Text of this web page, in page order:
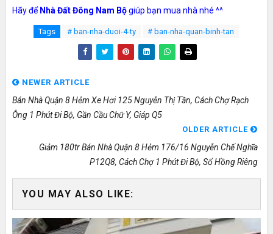
Hãy để Nhà Đất Đông Nam Bộgiúp bạn mua nhà nhé ^^
Tags # ban-nha-duoi-4-ty # ban-nha-quan-binh-tan
NEWER ARTICLE
Bán Nhà Quận 8 Hẻm Xe Hơi 125 Nguyễn Thị Tần, Cách Chợ Rạch
Ông 1 Phút Đi Bộ, Gần Cầu Chữ Y, Giáp Q5
OLDER ARTICLE
Giảm 180tr Bán Nhà Quận 8 Hẻm 176/16 Nguyễn Chế Nghĩa
P12Q8, Cách Chợ 1 Phút Đi Bộ, Sổ Hồng Riêng
YOU MAY ALSO LIKE: